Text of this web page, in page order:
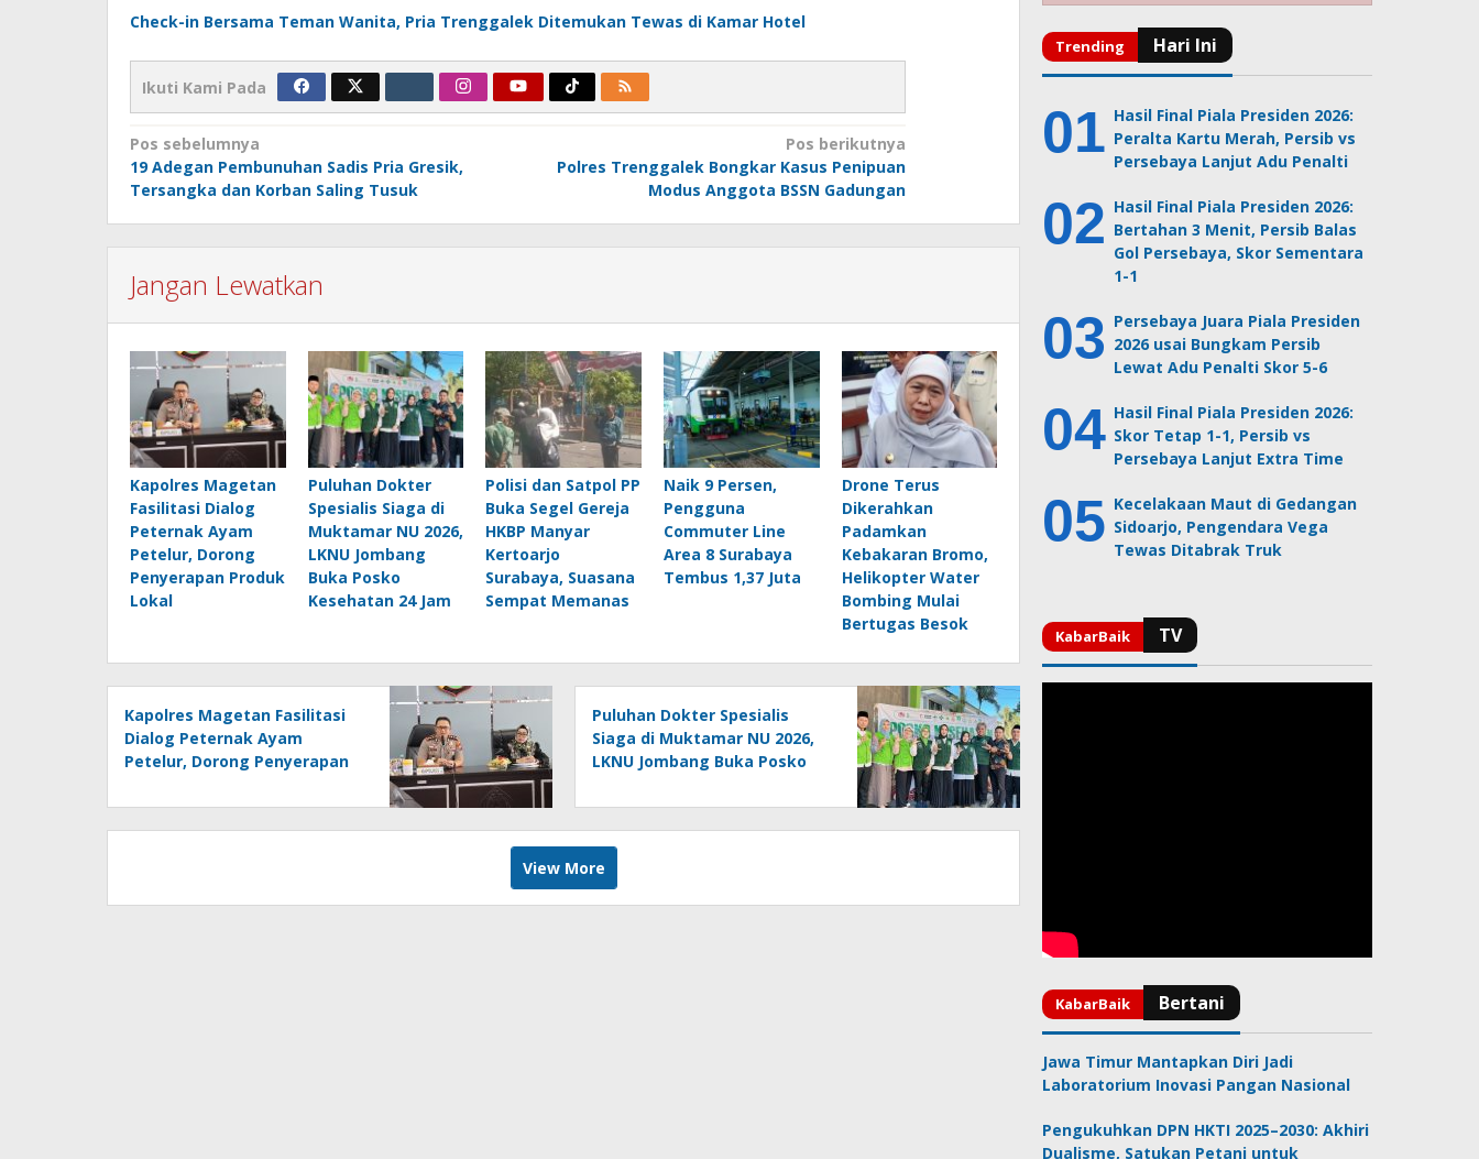
Check-in Bersama Teman Wanita, Pria Trenggalek Ditemukan Tewas di Kamar Hotel
Ikuti Kami Pada
Navigasi
pos
Pos sebelumnya
19 Adegan Pembunuhan Sadis Pria Gresik,
Tersangka dan Korban Saling Tusuk
Pos berikutnya
Polres Trenggalek Bongkar Kasus Penipuan
Modus Anggota BSSN Gadungan
Jangan Lewatkan
Kapolres Magetan
Fasilitasi Dialog
Peternak Ayam
Petelur, Dorong
Penyerapan Produk
Lokal
Puluhan Dokter
Spesialis Siaga di
Muktamar NU 2026,
LKNU Jombang
Buka Posko
Kesehatan 24 Jam
Polisi dan Satpol PP
Buka Segel Gereja
HKBP Manyar
Kertoarjo
Surabaya, Suasana
Sempat Memanas
Naik 9 Persen,
Pengguna
Commuter Line
Area 8 Surabaya
Tembus 1,37 Juta
Drone Terus
Dikerahkan
Padamkan
Kebakaran Bromo,
Helikopter Water
Bombing Mulai
Bertugas Besok
Kapolres Magetan Fasilitasi
Dialog Peternak Ayam
Petelur, Dorong Penyerapan
Puluhan Dokter Spesialis
Siaga di Muktamar NU 2026,
LKNU Jombang Buka Posko
View More
Hasil Final Piala Presiden 2026:
Peralta Kartu Merah, Persib vs
Persebaya Lanjut Adu Penalti
Hasil Final Piala Presiden 2026:
Bertahan 3 Menit, Persib Balas
Gol Persebaya, Skor Sementara
1-1
Persebaya Juara Piala Presiden
2026 usai Bungkam Persib
Lewat Adu Penalti Skor 5-6
Hasil Final Piala Presiden 2026:
Skor Tetap 1-1, Persib vs
Persebaya Lanjut Extra Time
Kecelakaan Maut di Gedangan
Sidoarjo, Pengendara Vega
Tewas Ditabrak Truk
Jawa Timur Mantapkan Diri Jadi
Laboratorium Inovasi Pangan Nasional
Pengukuhkan DPN HKTI 2025–2030: Akhiri
Dualisme, Satukan Petani untuk